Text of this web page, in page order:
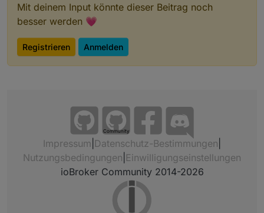
Mit deinem Input könnte dieser Beitrag noch
besser werden 💗
Registrieren Anmelden
Community
Impressum Datenschutz-Bestimmungen
Nutzungsbedingungen Einwilligungseinstellungen
ioBroker Community 2014-2026